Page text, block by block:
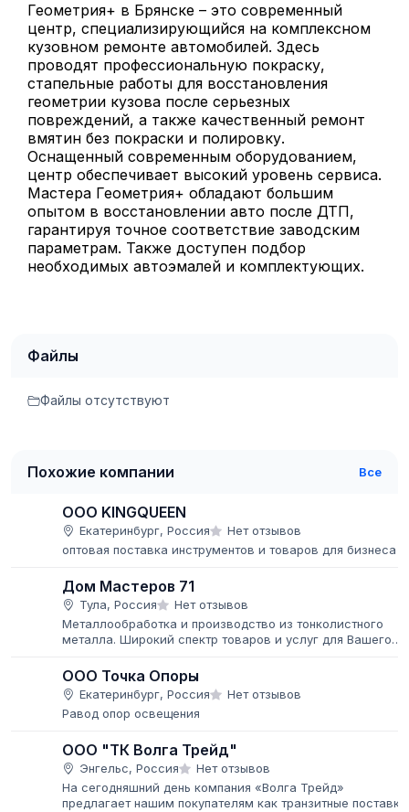
Геометрия+ в Брянске – это современный
центр, специализирующийся на комплексном
кузовном ремонте автомобилей. Здесь
проводят профессиональную покраску,
стапельные работы для восстановления
геометрии кузова после серьезных
повреждений, а также качественный ремонт
вмятин без покраски и полировку.
Оснащенный современным оборудованием,
центр обеспечивает высокий уровень сервиса.
Мастера Геометрия+ обладают большим
опытом в восстановлении авто после ДТП,
гарантируя точное соответствие заводским
параметрам. Также доступен подбор
необходимых автоэмалей и комплектующих.
Файлы
Файлы отсутствуют
Похожие компании Все
ООО KINGQUEEN
Екатеринбург, Россия
Нет отзывов
оптовая поставка инструментов и товаров для бизнеса
Дом Мастеров 71
Тула, Россия
Нет отзывов
Металлообработка и производство из тонколистного
металла. Широкий спектр товаров и услуг для Вашего
компаниями, так и с...
ООО Точка Опоры
Екатеринбург, Россия
Нет отзывов
Pавод опор освещения
ООО "ТК Волга Трейд"
Энгельс, Россия
Нет отзывов
На сегодняшний день компания «Волга Трейд»
предлагает нашим покупателям как транзитные поставки